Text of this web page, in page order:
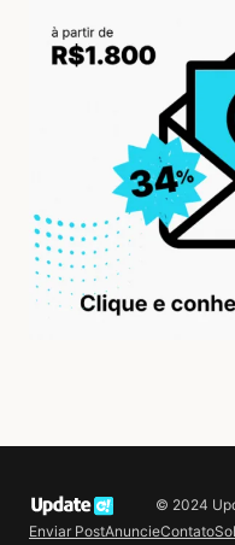
© 2024
Enviar PostAnuncieContato